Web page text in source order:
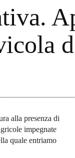
alla presenza di
impegnate
quale entriamo